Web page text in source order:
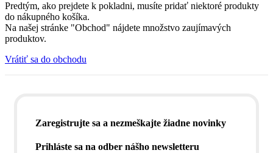
Predtým, ako prejdete k pokladni, musíte pridať niektoré produkty
do nákupného košíka.
Na našej stránke "Obchod" nájdete množstvo zaujímavých
produktov.
Vrátiť sa do obchodu
Zaregistrujte sa a nezmeškajte žiadne novinky
Prihláste sa na odber nášho newsletteru